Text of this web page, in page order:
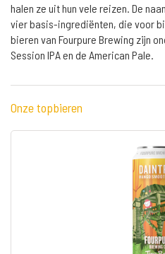
halen ze uit hun vele reizen. De
vier basis-ingrediënten, die voor
bieren van Fourpure Brewing zijn
Session IPA en de American Pale.
Onze topbieren